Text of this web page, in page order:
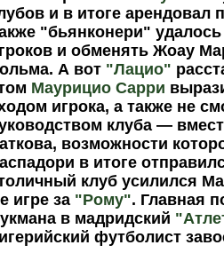
и в итоге арендовал
"бьянконери"
и обменять Жоау
А вот "Лацио"
Маурицио Сарри
игрока, а также не
клуба —
возможности
в итоге
клуб усилился
игре за "Рому". Главная
в мадридский
футболист